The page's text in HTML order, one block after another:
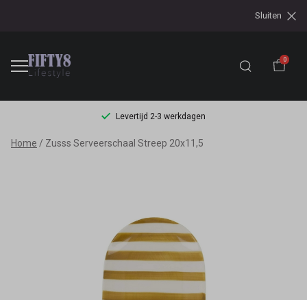
Sluiten
0
Levertijd 2-3 werkdagen
Zusss
Home Zusss Serveerschaal Streep 20x11,5